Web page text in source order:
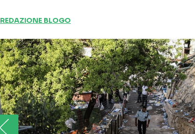
REDAZIONE BLOGO